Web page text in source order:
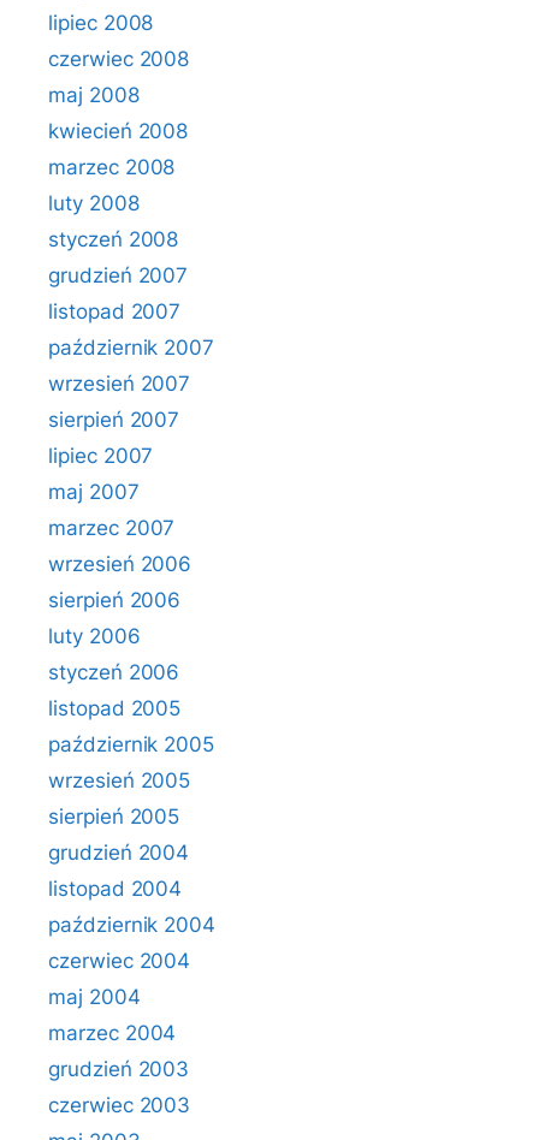
lipiec 2008
czerwiec 2008
maj 2008
kwiecień 2008
marzec 2008
luty 2008
styczeń 2008
grudzień 2007
listopad 2007
październik 2007
wrzesień 2007
sierpień 2007
lipiec 2007
maj 2007
marzec 2007
wrzesień 2006
sierpień 2006
luty 2006
styczeń 2006
listopad 2005
październik 2005
wrzesień 2005
sierpień 2005
grudzień 2004
listopad 2004
październik 2004
czerwiec 2004
maj 2004
marzec 2004
grudzień 2003
czerwiec 2003